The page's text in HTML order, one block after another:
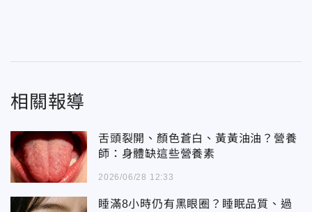
相關報導
舌頭裂開、顏色蒼白、黃黃油油？營養
師：身體缺這些營養素
2026/06/28 12:33
睡滿8小時仍有黑眼圈？睡眠品質、過